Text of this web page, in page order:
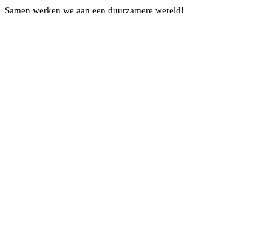
Samen werken we aan een duurzamere wereld!